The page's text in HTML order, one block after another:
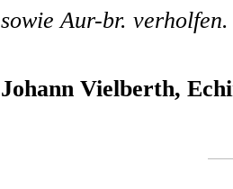
sowie Aur-br.
Johann Vielberth,